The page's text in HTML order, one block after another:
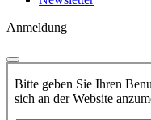
Anmeldung